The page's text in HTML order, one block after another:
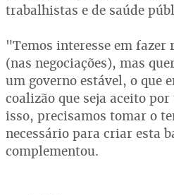
trabalhistas e de saúde
"Temos interesse em fazer
(nas negociações), mas
um governo estável, o que
coalizão que seja aceito
isso, precisamos tomar o
necessário para criar esta
complementou.